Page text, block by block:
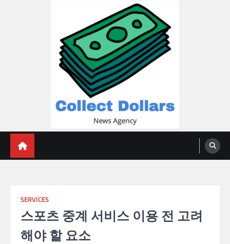
SERVICES
스포츠 중계 서비스 이용 전 고려
해야 할 요소